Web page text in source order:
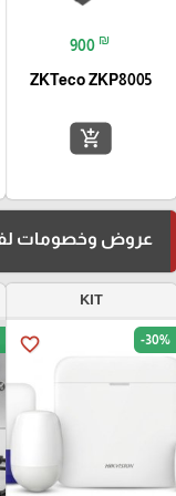
900 ₪
ZKTeco ZKP8005
add_shopping_cart
عروض وخصومات
KIT
favorite_border -30%